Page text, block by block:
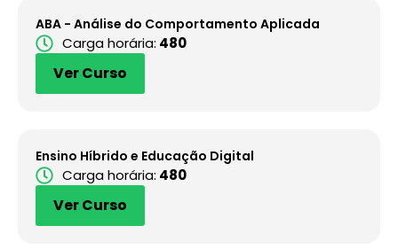
ABA - Análise do Comportamento Aplicada
Carga horária: 480
Ver Curso
Ensino Híbrido e Educação Digital
Carga horária: 480
Ver Curso